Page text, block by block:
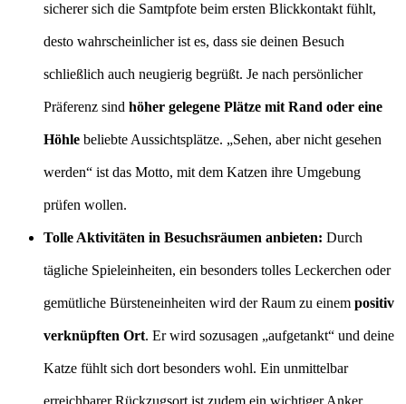
sicherer sich die Samtpfote beim ersten Blickkontakt fühlt,
desto wahrscheinlicher ist es, dass sie deinen Besuch
schließlich auch neugierig begrüßt. Je nach persönlicher
Präferenz sind höher gelegene Plätze mit Rand oder eine
Höhle beliebte Aussichtsplätze. „Sehen, aber nicht gesehen
werden“ ist das Motto, mit dem Katzen ihre Umgebung
prüfen wollen.
Tolle Aktivitäten in Besuchsräumen anbieten: Durch
tägliche Spieleinheiten, ein besonders tolles Leckerchen oder
gemütliche Bürsteneinheiten wird der Raum zu einem positiv
verknüpften Ort. Er wird sozusagen „aufgetankt“ und deine
Katze fühlt sich dort besonders wohl. Ein unmittelbar